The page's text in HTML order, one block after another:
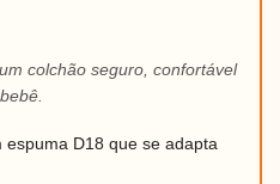
colchão seguro, confortável
D18 que se adapta